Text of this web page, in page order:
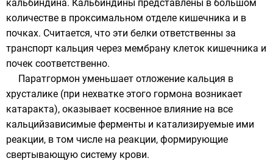
кальбиндина. Кальбиндины представлены в большом
количестве в проксимальном отделе кишечника и в
почках. Считается, что эти белки ответственны за
транспорт кальция через мембрану клеток кишечника и
почек соответственно.
Паратгормон уменьшает отложение кальция в
хрусталике (при нехватке этого гормона возникает
катаракта), оказывает косвенное влияние на все
кальцийзависимые ферменты и катализируемые ими
реакции, в том числе на реакции, формирующие
свертывающую систему крови.